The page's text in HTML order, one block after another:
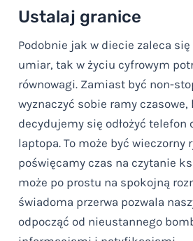
Ustalaj granice
Podobnie jak w diecie zaleca
umiar, tak w życiu cyfrowym
równowagi. Zamiast być non-
wyznaczyć sobie ramy
decydujemy się odłożyć telefon
laptopa. To może być wieczorny
poświęcamy czas na czytanie
może po prostu na spokojną
świadoma przerwa pozwala
odpocząć od nieustannego